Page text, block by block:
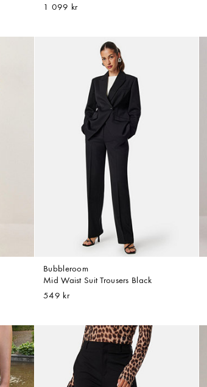
1 099 kr
Bubbleroom
Mid Waist Suit Trousers Black
549 kr